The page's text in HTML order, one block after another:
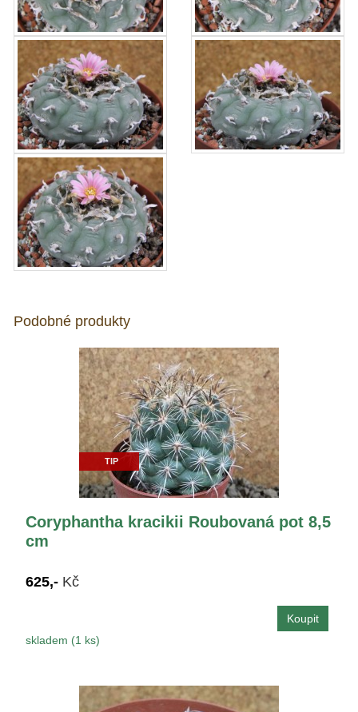
Podobné produkty
TIP
Coryphantha kracikii Roubovaná pot 8,5
cm
625,- Kč
skladem (1 ks)